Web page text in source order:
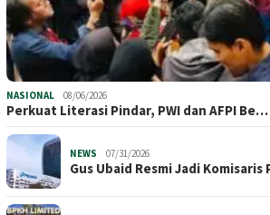
NASIONAL 08/06/2026
Perkuat Literasi Pindar, PWI dan AFPI Be…
NEWS 07/31/2026
​Gus Ubaid Resmi Jadi Komisaris